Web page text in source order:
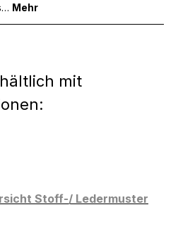
Mehr
mit
Stoff-/ Ledermuster